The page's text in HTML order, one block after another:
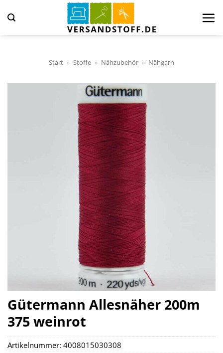
Inhalt
springen
Start » Stoffe » Nähzubehör » Nähgarn
Gütermann Allesnäher 200m
375 weinrot
Artikelnummer: 4008015030308